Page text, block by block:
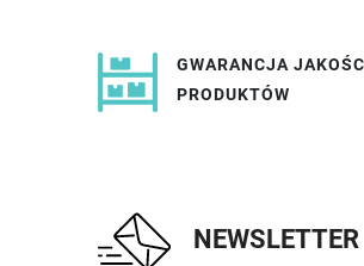
GWARANCJA
PRODUKTÓW
NEWSLETTER